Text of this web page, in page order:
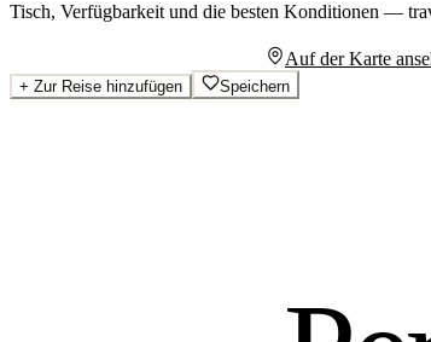
Tisch, Verfügbarkeit und die besten Konditionen —
Auf der Karte
+ Zur Reise hinzufügen Speichern